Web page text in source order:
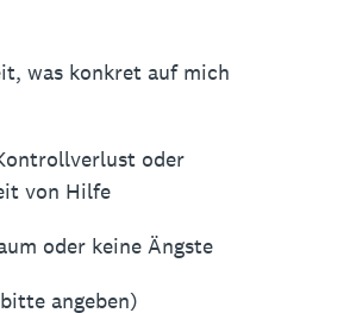
was konkret auf mich
oder
von Hilfe
oder keine Ängste
angeben)